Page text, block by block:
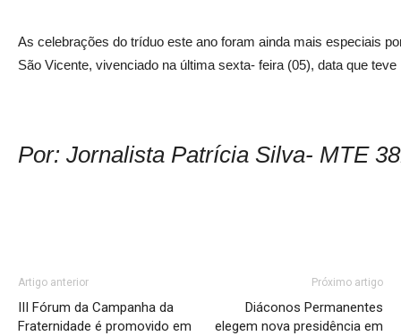
As celebrações do tríduo este ano foram ainda mais especiais
São Vicente, vivenciado na última sexta- feira (05), data que
Por: Jornalista Patrícia Silva- MTE
Artigo anterior
III Fórum da Campanha da
Fraternidade é promovido em
Próximo artigo
Diáconos Permanentes
elegem nova presidência em